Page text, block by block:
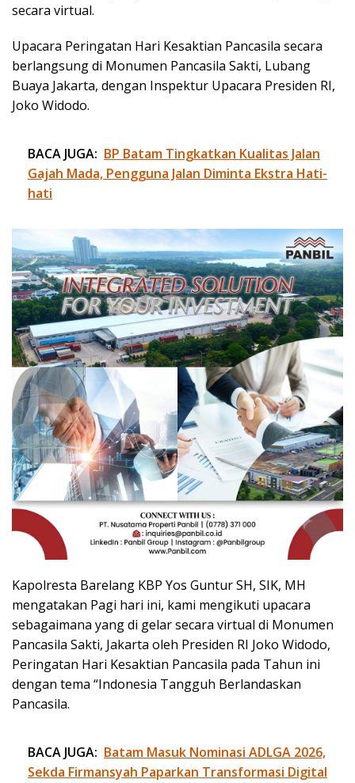
secara virtual.
Upacara Peringatan Hari Kesaktian Pancasila secara
berlangsung di Monumen Pancasila Sakti, Lubang
Buaya Jakarta, dengan Inspektur Upacara Presiden RI,
Joko Widodo.
BACA JUGA: BP Batam Tingkatkan Kualitas Jalan
Gajah Mada, Pengguna Jalan Diminta Ekstra Hati-
hati
Kapolresta Barelang KBP Yos Guntur SH, SIK, MH
mengatakan Pagi hari ini, kami mengikuti upacara
sebagaimana yang di gelar secara virtual di Monumen
Pancasila Sakti, Jakarta oleh Presiden RI Joko Widodo,
Peringatan Hari Kesaktian Pancasila pada Tahun ini
dengan tema “Indonesia Tangguh Berlandaskan
Pancasila.
BACA JUGA: Batam Masuk Nominasi ADLGA 2026,
Sekda Firmansyah Paparkan Transformasi Digital